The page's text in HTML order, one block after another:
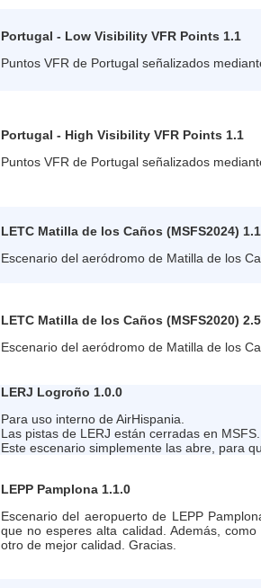
Portugal - Low Visibility VFR Points 1.1
Puntos VFR de Portugal señalizados
Portugal - High Visibility VFR Points 1.1
Puntos VFR de Portugal señalizados
LETC Matilla de los Caños (MSFS2024) 1.1
Escenario del aeródromo de Matilla de los
LETC Matilla de los Caños (MSFS2020)
Escenario del aeródromo de Matilla de los
LERJ Logroño 1.0.0
Para uso interno de AirHispania.
Las pistas de LERJ están cerradas en MSFS.
Este escenario simplemente las abre, para
LEPP Pamplona 1.1.0
Escenario del aeropuerto de LEPP
que no esperes alta calidad. Además,
otro de mejor calidad. Gracias.